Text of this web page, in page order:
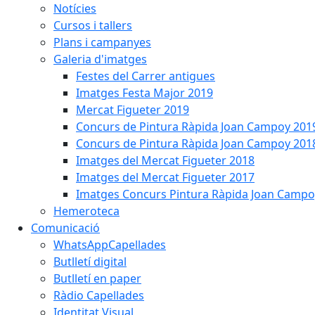
Notícies
Cursos i tallers
Plans i campanyes
Galeria d'imatges
Festes del Carrer antigues
Imatges Festa Major 2019
Mercat Figueter 2019
Concurs de Pintura Ràpida Joan Campoy
Concurs de Pintura Ràpida Joan Campoy
Imatges del Mercat Figueter 2018
Imatges del Mercat Figueter 2017
Imatges Concurs Pintura Ràpida Joan
Hemeroteca
Comunicació
WhatsAppCapellades
Butlletí digital
Butlletí en paper
Ràdio Capellades